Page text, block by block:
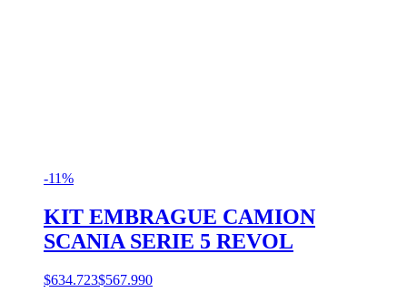
-11%
KIT EMBRAGUE CAMION
SCANIA SERIE 5 REVOL
$634.723$567.990